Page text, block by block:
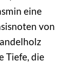
eine
von
Tiefe, die